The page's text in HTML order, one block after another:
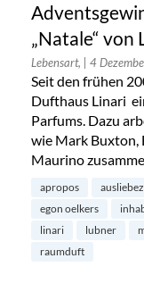
„Natale“ von
Lebensart, | 4
Seit den frühen
Dufthaus Linari
Parfums. Dazu
wie Mark Buxton,
Maurino
apropos
egon oelkers
linari
lubner
raumduft